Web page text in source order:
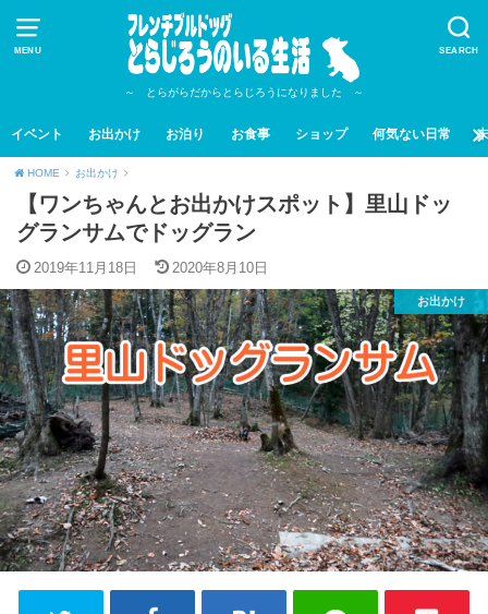
MENU SEARCH
～ とらがらだからとらじろうになりました ～
イベント お出かけ お泊り お食事 ショップ 何気ない日常
HOME お出かけ
【ワンちゃんとお出かけスポット】里山ドッ
グランサムでドッグラン
2019年11月18日 2020年8月10日
お出かけ